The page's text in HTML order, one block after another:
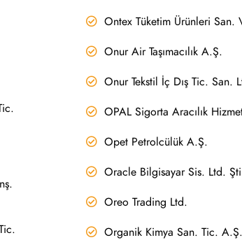
Ontex Tüketim Ürünleri San.
Onur Air Taşımacılık A.Ş.
Onur Tekstil İç Dış Tic. San.
OPAL Sigorta Aracılık
Opet Petrolcülük A.Ş.
Oracle Bilgisayar Sis. Ltd.
Oreo Trading Ltd.
Organik Kimya San. Tic. A.Ş.